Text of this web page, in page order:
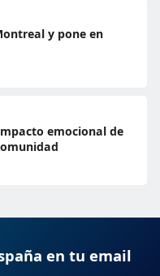
y pone en
emocional de
en tu email